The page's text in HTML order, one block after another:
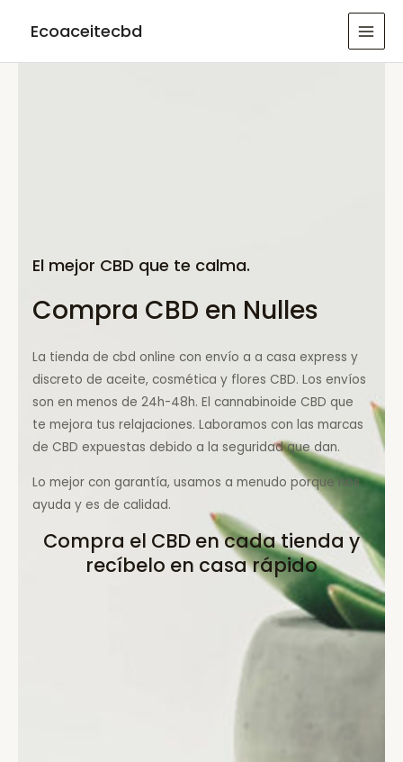
Ecoaceitecbd
El mejor CBD que te calma.
Compra CBD en Nulles
La tienda de cbd online con envío a a casa express y
discreto de aceite, cosmética y flores CBD. Los envíos
son en menos de 24h-48h. El cannabinoide CBD que
te mejora tus relajaciones. Laboramos con las marcas
de CBD expuestas debido a la seguridad que dan.
Lo mejor con garantía, usamos a menudo porque nos
ayuda y es de calidad.
Compra el CBD en cada tienda y
recíbelo en casa rápido